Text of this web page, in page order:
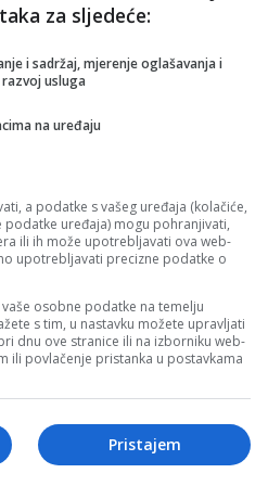
i Adi Mehmedćehajić
pridruže defileu
BiH
takmičenje
za sljedeće:
i sadržaj, mjerenje oglašavanja i
usluga
na uređaju
a podatke s vašeg uređaja (kolačiće,
uređaja) mogu pohranjivati,
ili ih može upotrebljavati ova web-
upotrebljavati precizne podatke o
osobne podatke na temelju
s tim, u nastavku možete upravljati
dnu ove stranice ili na izborniku web-
ili povlačenje pristanka u postavkama
Pristajem